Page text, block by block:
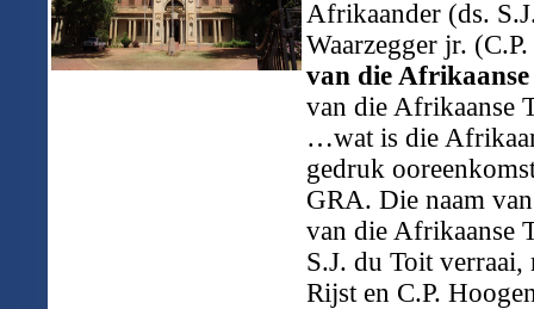
Afrikaander (ds.
Waarzegger jr.
van die
van die Afrikaanse
…wat is die
gedruk
GRA. Die naam
van die Afrikaanse
S.J. du Toit verraai,
Rijst en C.P.